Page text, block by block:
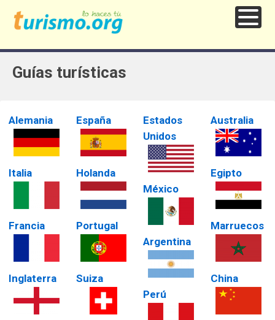
Guías turísticas
Alemania
Italia
Francia
Inglaterra
España
Holanda
Portugal
Suiza
Estados
Unidos
México
Argentina
Perú
Australia
Egipto
Marruecos
China